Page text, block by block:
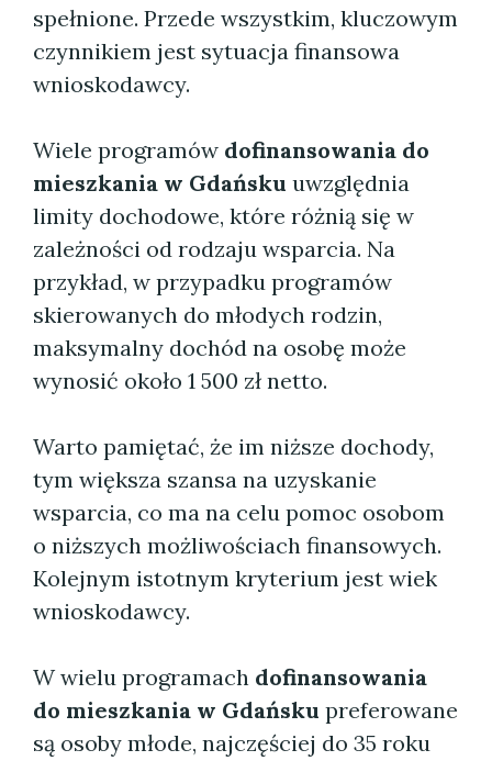
spełnione. Przede wszystkim, kluczowym
czynnikiem jest sytuacja finansowa
wnioskodawcy.
Wiele programów dofinansowania do
mieszkania w Gdańsku uwzględnia
limity dochodowe, które różnią się w
zależności od rodzaju wsparcia. Na
przykład, w przypadku programów
skierowanych do młodych rodzin,
maksymalny dochód na osobę może
wynosić około 1 500 zł netto.
Warto pamiętać, że im niższe dochody,
tym większa szansa na uzyskanie
wsparcia, co ma na celu pomoc osobom
o niższych możliwościach finansowych.
Kolejnym istotnym kryterium jest wiek
wnioskodawcy.
W wielu programach dofinansowania
do mieszkania w Gdańsku preferowane
są osoby młode, najczęściej do 35 roku